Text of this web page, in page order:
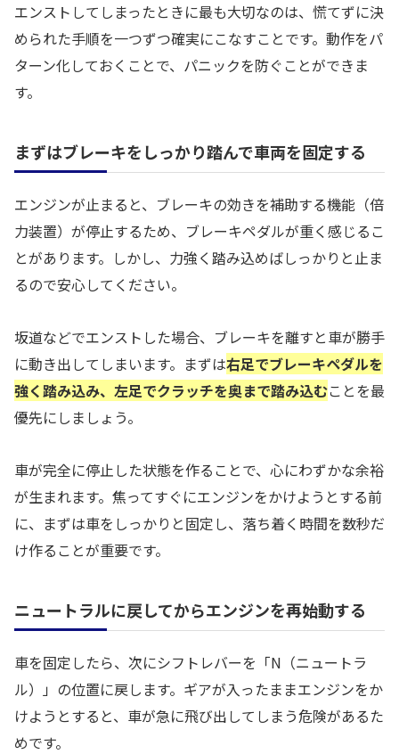
エンストしてしまったときに最も大切なのは、慌てずに決
められた手順を一つずつ確実にこなすことです。動作をパ
ターン化しておくことで、パニックを防ぐことができま
す。
まずはブレーキをしっかり踏んで車両を固定する
エンジンが止まると、ブレーキの効きを補助する機能（倍
力装置）が停止するため、ブレーキペダルが重く感じるこ
とがあります。しかし、力強く踏み込めばしっかりと止ま
るので安心してください。
坂道などでエンストした場合、ブレーキを離すと車が勝手
に動き出してしまいます。まずは右足でブレーキペダルを
強く踏み込み、左足でクラッチを奥まで踏み込むことを最
優先にしましょう。
車が完全に停止した状態を作ることで、心にわずかな余裕
が生まれます。焦ってすぐにエンジンをかけようとする前
に、まずは車をしっかりと固定し、落ち着く時間を数秒だ
け作ることが重要です。
ニュートラルに戻してからエンジンを再始動する
車を固定したら、次にシフトレバーを「N（ニュートラ
ル）」の位置に戻します。ギアが入ったままエンジンをか
けようとすると、車が急に飛び出してしまう危険があるた
めです。